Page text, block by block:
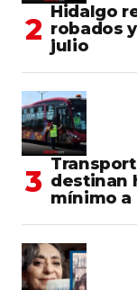
Hidalgo
robados
julio
destinan
mínimo a